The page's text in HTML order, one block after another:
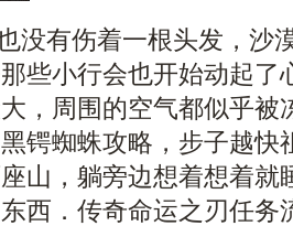
没有伤着一根头发，沙
些小行会也开始动起了
，周围的空气都似乎被
锷蜘蛛攻略，步子越快
山，躺旁边想着想着
西．传奇命运之刃任务